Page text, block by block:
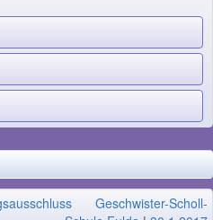
Geschwister-Scholl-